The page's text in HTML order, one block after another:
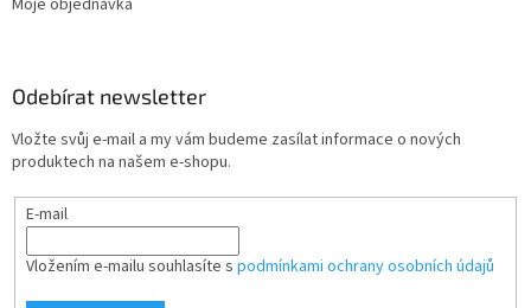
Moje objednávka
Odebírat newsletter
Vložte svůj e-mail a my vám budeme zasílat informace o nových
produktech na našem e-shopu.
E-mail
Vložením e-mailu souhlasíte s podmínkami ochrany osobních údajů